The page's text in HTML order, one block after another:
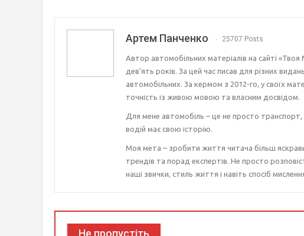
Артем Панченко 25707 Posts
Автор автомобільних матеріалів на сайті
дев’ять років. За цей час писав для різних
автомобільних. За кермом з 2012-го, у своїх
точність із живою мовою та власним досвідом.
Для мене автомобіль – це не просто
водій має свою історію.
Моя мета – зробити життя читача більш
трендів та порад експертів. Не просто
наші звички, стиль життя і навіть спосіб
Не пропустіть